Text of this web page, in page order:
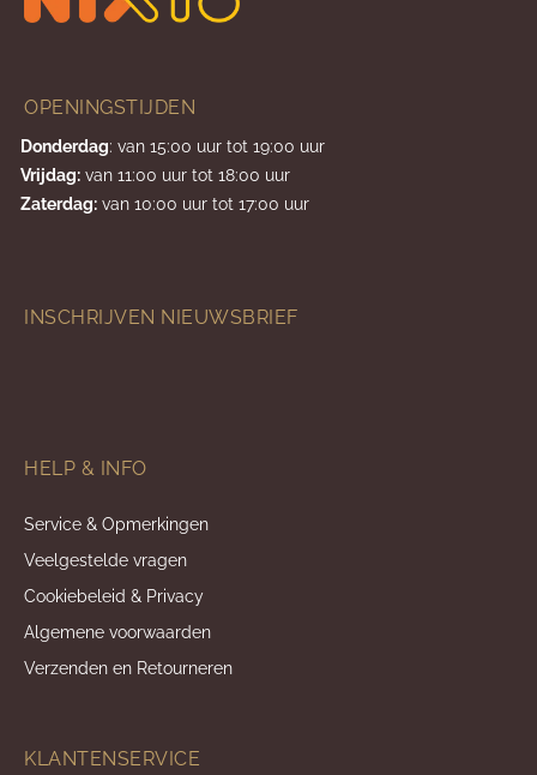
OPENINGSTIJDEN
Donderdag: van 15:00 uur tot 19:00 uur
Vrijdag: van 11:00 uur tot 18:00 uur
Zaterdag: van 10:00 uur tot 17:00 uur
INSCHRIJVEN NIEUWSBRIEF
HELP & INFO
Service & Opmerkingen
Veelgestelde vragen
Cookiebeleid & Privacy
Algemene voorwaarden
Verzenden en Retourneren
KLANTENSERVICE